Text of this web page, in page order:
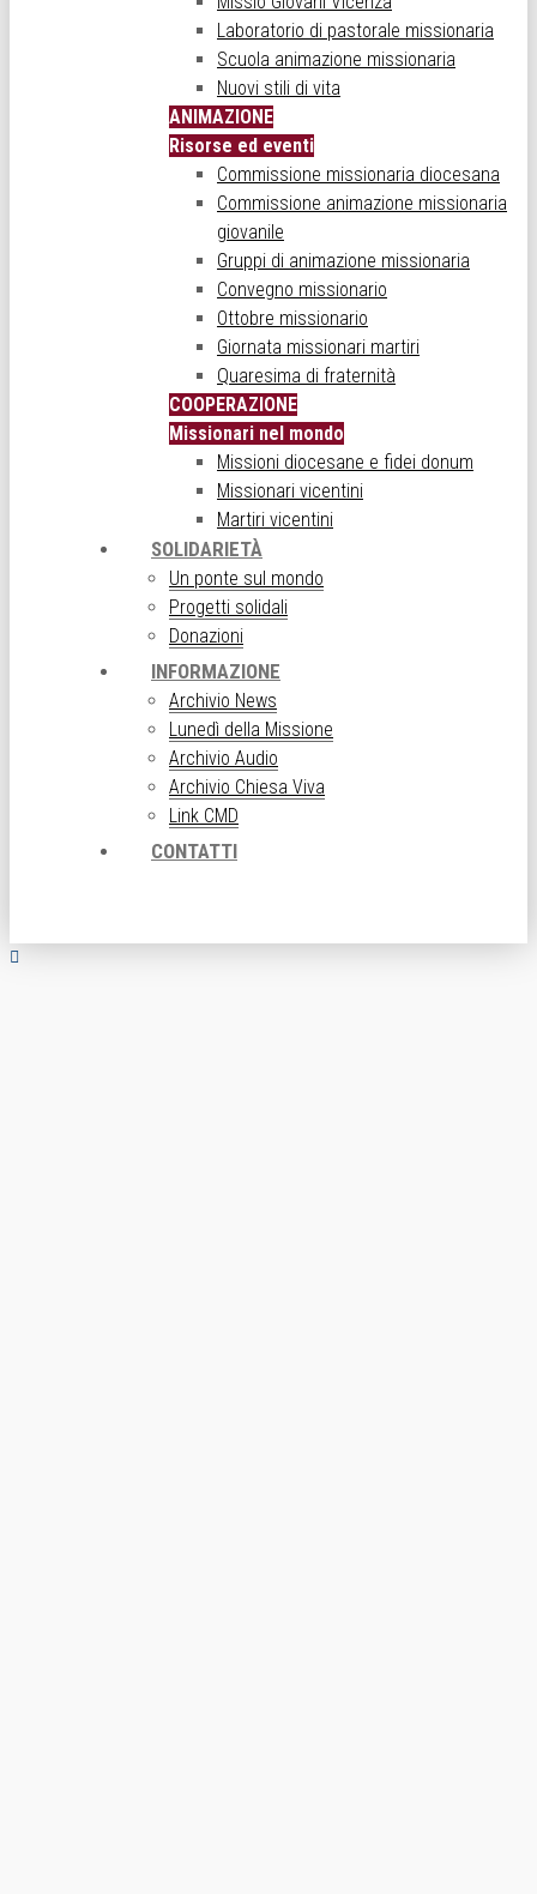
Laboratorio di pastorale missionaria
Scuola animazione missionaria
Nuovi stili di vita
ANIMAZIONE
Risorse ed eventi
Commissione missionaria diocesana
Commissione animazione missionaria
giovanile
Gruppi di animazione missionaria
Convegno missionario
Ottobre missionario
Giornata missionari martiri
Quaresima di fraternità
COOPERAZIONE
Missionari nel mondo
Missioni diocesane e fidei donum
Missionari vicentini
Martiri vicentini
SOLIDARIETÀ
Un ponte sul mondo
Progetti solidali
Donazioni
INFORMAZIONE
Archivio News
Lunedì della Missione
Archivio Audio
Archivio Chiesa Viva
Link CMD
CONTATTI